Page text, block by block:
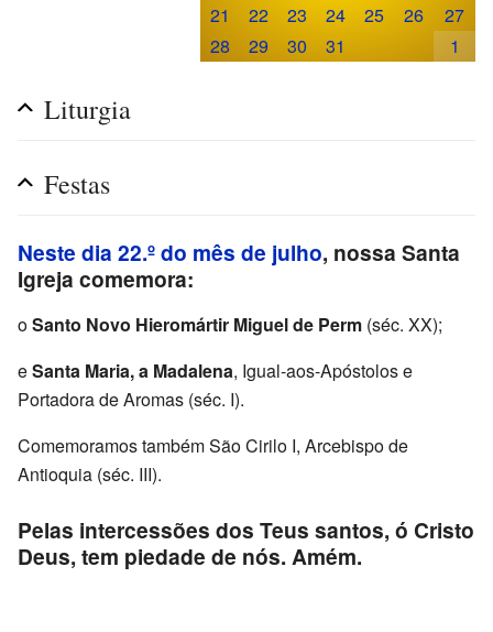
21
22 23 24 25 26
27
28
29 30 31 1
Liturgia
Festas
Neste dia 22.º do mês de julho, nossa Santa
Igreja comemora:
oSanto Novo Hieromártir Miguel de Perm (séc. XX);
eSanta Maria, a Madalena, Igual-aos-Apóstolos e
Portadora de Aromas (séc. I).
Comemoramos também São Cirilo I, Arcebispo de
Antioquia (séc. III).
Pelas intercessões dos Teus santos, ó Cristo
Deus, tem piedade de nós. Amém.